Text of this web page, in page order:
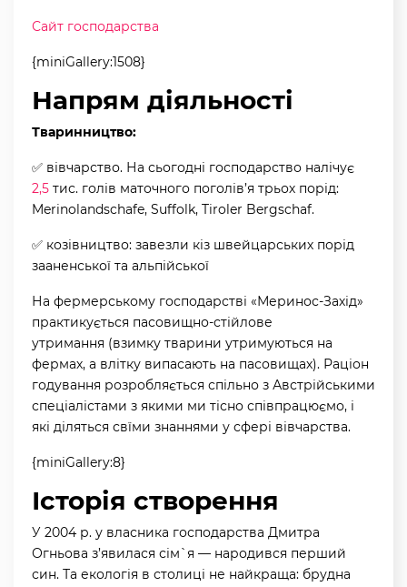
Сайт господарства
{miniGallery:1508}
Напрям діяльності
Тваринництво:
✅ вівчарство. На сьогодні господарство налічує
2,5 тис. голів маточного поголів’я трьох порід:
Merinolandschafe, Suffolk, Tiroler Bergschaf.
✅ козівництво: завезли кіз швейцарських порід
зааненської та альпійської
На фермерському господарстві «Меринос-Захід»
практикується пасовищно-стійлове
утримання (взимку тварини утримуються на
фермах, а влітку випасають на пасовищах). Раціон
годування розробляється спільно з Австрійськими
спеціалістами з якими ми тісно співпрацюємо, і
які діляться свїми знаннями у сфері вівчарства.
{miniGallery:8}
Історія створення
У 2004 р. у власника господарства Дмитра
Огньова з’явилася сім`я — народився перший
син. Та екологія в столиці не найкраща: брудна